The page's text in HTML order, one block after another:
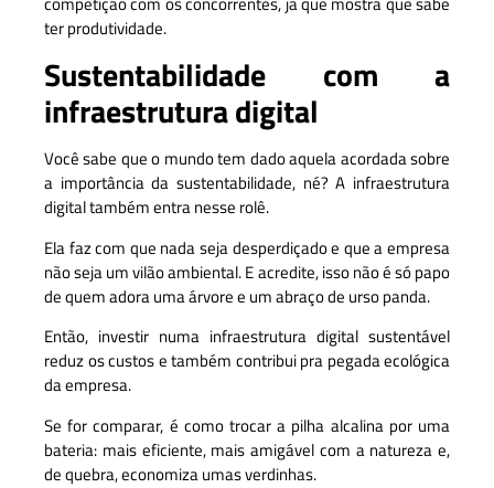
ter produtividade.
Sustentabilidade com a
infraestrutura digital
Você sabe que o mundo tem dado aquela acordada sobre
a importância da sustentabilidade, né? A infraestrutura
digital também entra nesse rolê.
Ela faz com que nada seja desperdiçado e que a empresa
não seja um vilão ambiental. E acredite, isso não é só papo
de quem adora uma árvore e um abraço de urso panda.
Então, investir numa infraestrutura digital sustentável
reduz os custos e também contribui pra pegada ecológica
da empresa.
Se for comparar, é como trocar a pilha alcalina por uma
bateria: mais eficiente, mais amigável com a natureza e,
de quebra, economiza umas verdinhas.